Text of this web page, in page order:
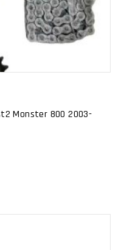
Monster 800 2003-